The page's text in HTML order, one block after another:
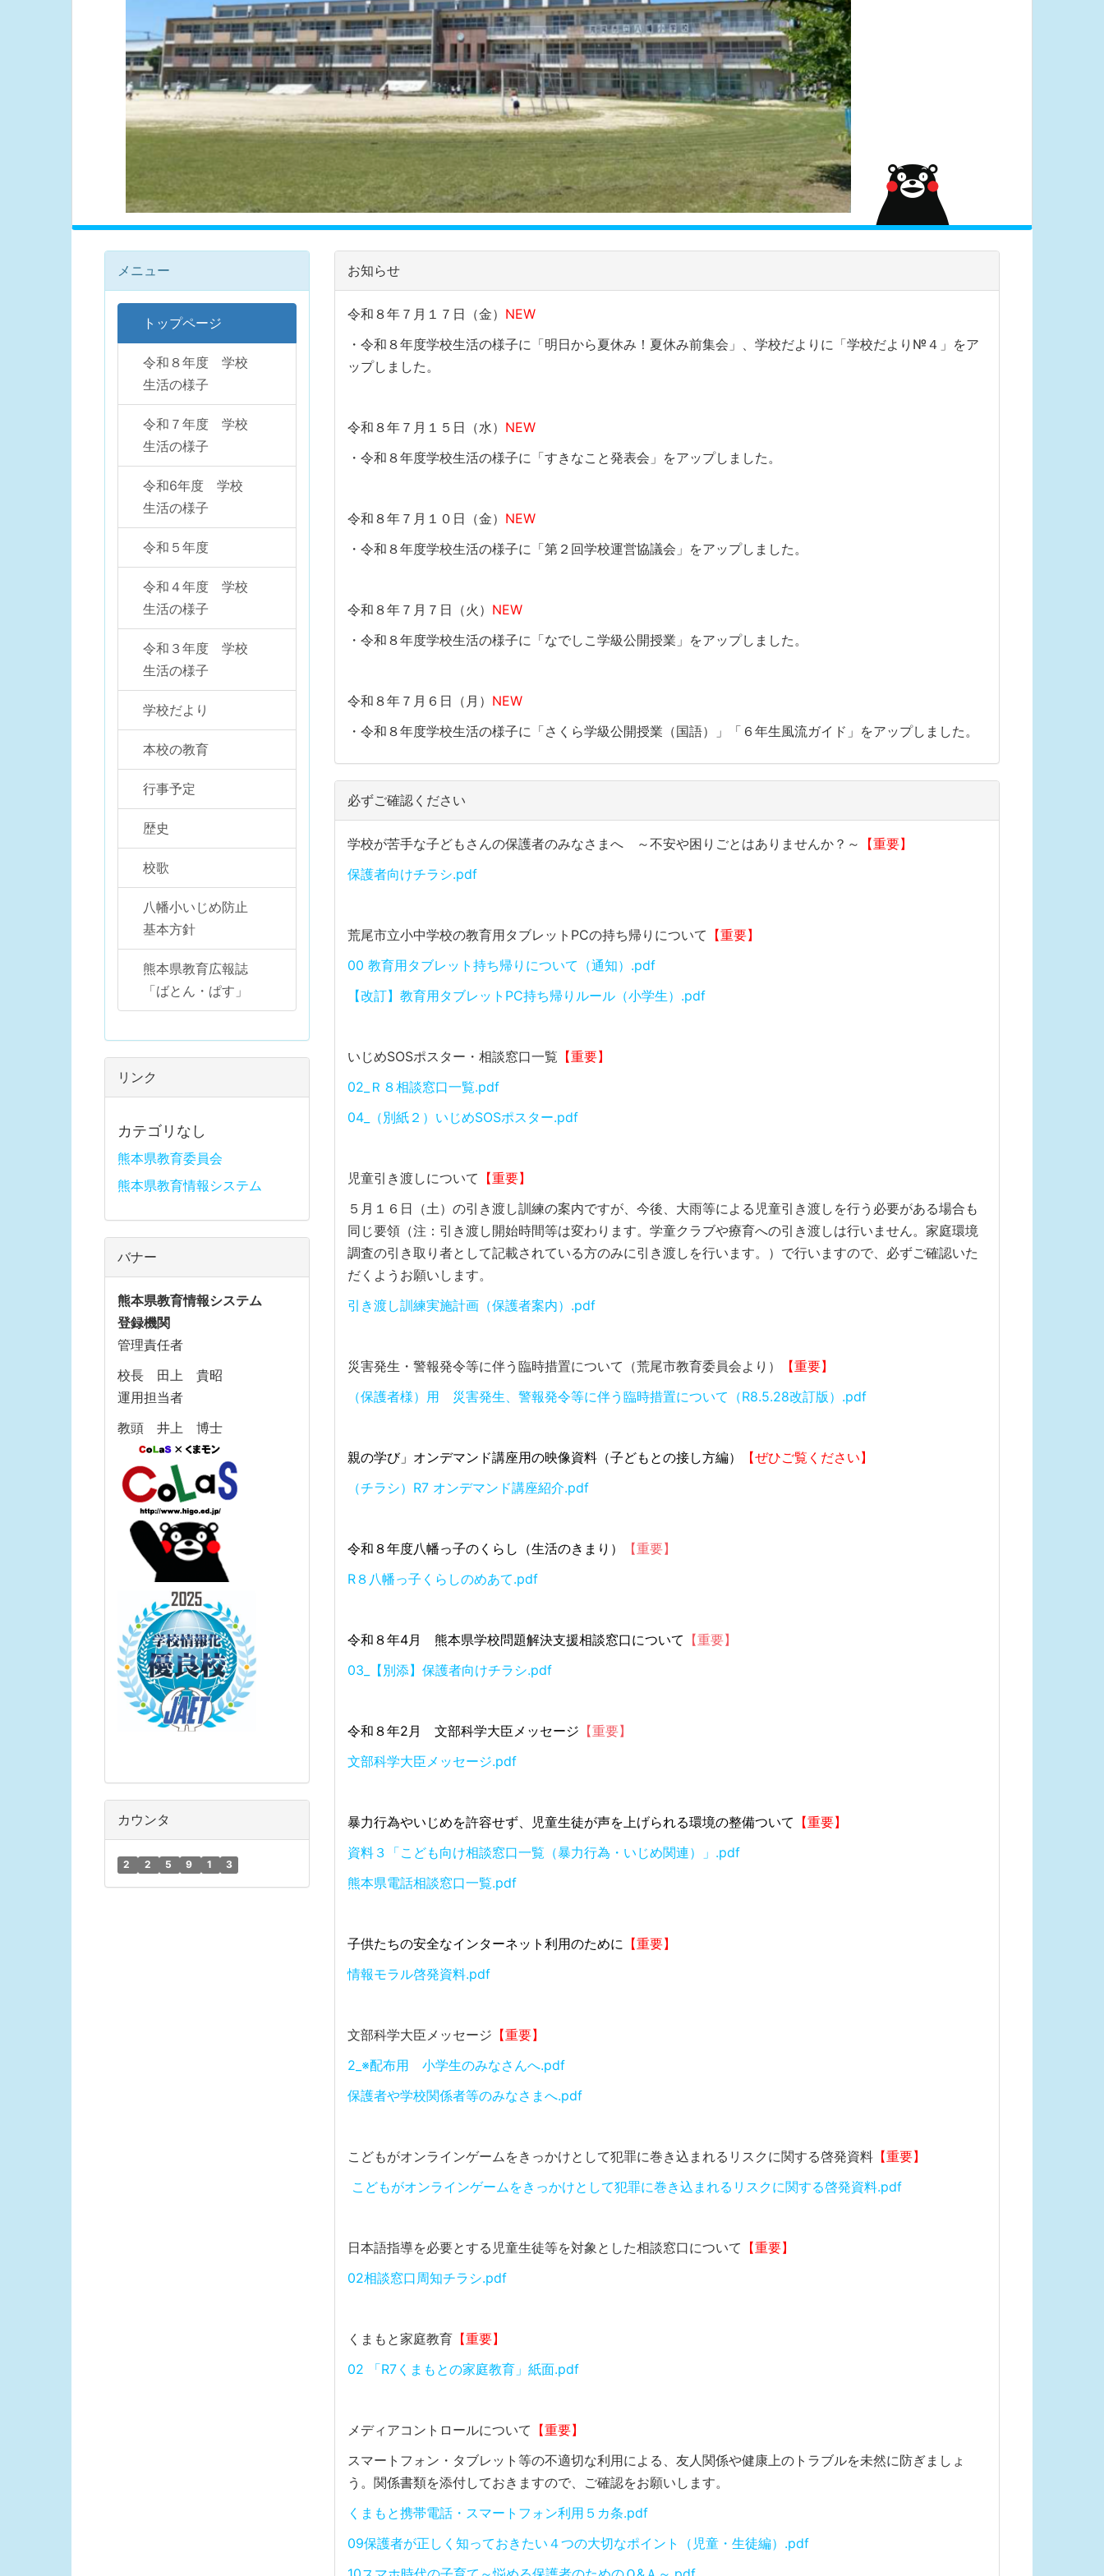
お知らせ
令和８年７月１７日（金） NEW
・令和８年度学校生活の様子に「明日から夏休み！夏休み前集会」、学校だよりに「学校だより№４」をア
ップしました。
令和８年７月１５日（水） NEW
・令和８年度学校生活の様子に「すきなこと発表会」をアップしました。
令和８年７月１０日（金） NEW
・令和８年度学校生活の様子に「第２回学校運営協議会」をアップしました。
令和８年７月７日（火） NEW
・令和８年度学校生活の様子に「なでしこ学級公開授業」をアップしました。
令和８年７月６日（月） NEW
・令和８年度学校生活の様子に「さくら学級公開授業（国語）」「６年生風流ガイド」をアップしました。
必ずご確認ください
学校が苦手な子どもさんの保護者のみなさまへ ～不安や困りごとはありませんか？～
【重要】
保護者向けチラシ.pdf
荒尾市立小中学校の教育用タブレットPCの持ち帰りについて 【重要】
00 教育用タブレット持ち帰りについて（通知）.pdf
【改訂】教育用タブレットPC持ち帰りルール（小学生）.pdf
いじめSOSポスター・相談窓口一覧 【重要】
02_Ｒ８相談窓口一覧.pdf
04_（別紙２）いじめSOSポスター.pdf
児童引き渡しについて 【重要】
５月１６日（土）の引き渡し訓練の案内ですが、今後、大雨等による児童引き渡しを行う必要がある場合も
同じ要領（注：引き渡し開始時間等は変わります。学童クラブや療育への引き渡しは行いません。家庭環境
調査の引き取り者として記載されている方のみに引き渡しを行います。）で行いますので、必ずご確認いた
だくようお願いします。
引き渡し訓練実施計画（保護者案内）.pdf
災害発生・警報発令等に伴う臨時措置について（荒尾市教育委員会より）
【重要】
（保護者様）用 災害発生、警報発令等に伴う臨時措置について（R8.5.28改訂版）.pdf
親の学び」オンデマンド講座用の映像資料（子どもとの接し方編）
【ぜひご覧ください】
（チラシ）R7 オンデマンド講座紹介.pdf
令和８年度八幡っ子のくらし（生活のきまり）
【重要】
R８八幡っ子くらしのめあて.pdf
令和８年4月 熊本県学校問題解決支援相談窓口について 【重要】
03_【別添】保護者向けチラシ.pdf
令和８年2月 文部科学大臣メッセージ 【重要】
文部科学大臣メッセージ.pdf
暴力行為やいじめを許容せず、児童生徒が声を上げられる環境の整備ついて 【重要】
資料３「こども向け相談窓口一覧（暴力行為・いじめ関連）」.pdf
熊本県電話相談窓口一覧.pdf
子供たちの安全なインターネット利用のために 【重要】
情報モラル啓発資料.pdf
文部科学大臣メッセージ 【重要】
2_※配布用 小学生のみなさんへ.pdf
保護者や学校関係者等のみなさまへ.pdf
こどもがオンラインゲームをきっかけとして犯罪に巻き込まれるリスクに関する啓発資料 【重要】
こどもがオンラインゲームをきっかけとして犯罪に巻き込まれるリスクに関する啓発資料.pdf
日本語指導を必要とする児童生徒等を対象とした相談窓口について 【重要】
02相談窓口周知チラシ.pdf
くまもと家庭教育 【重要】
02 「R7くまもとの家庭教育」紙面.pdf
メディアコントロールについて 【重要】
スマートフォン・タブレット等の不適切な利用による、友人関係や健康上のトラブルを未然に防ぎましょ
う。関係書類を添付しておきますので、ご確認をお願いします。
くまもと携帯電話・スマートフォン利用５カ条.pdf
09保護者が正しく知っておきたい４つの大切なポイント（児童・生徒編）.pdf
メニュー
トップページ
令和８年度 学校
生活の様子
令和７年度 学校
生活の様子
令和6年度 学校
生活の様子
令和５年度
令和４年度 学校
生活の様子
令和３年度 学校
生活の様子
学校だより
本校の教育
行事予定
歴史
校歌
八幡小いじめ防止
基本方針
熊本県教育広報誌
「ばとん・ぱす」
リンク
カテゴリなし
熊本県教育委員会
熊本県教育情報システム
バナー
熊本県教育情報システム
登録機関
管理責任者
校長 田上 貴昭
運用担当者
教頭 井上 博士
カウンタ
2 2 5 9 1 3